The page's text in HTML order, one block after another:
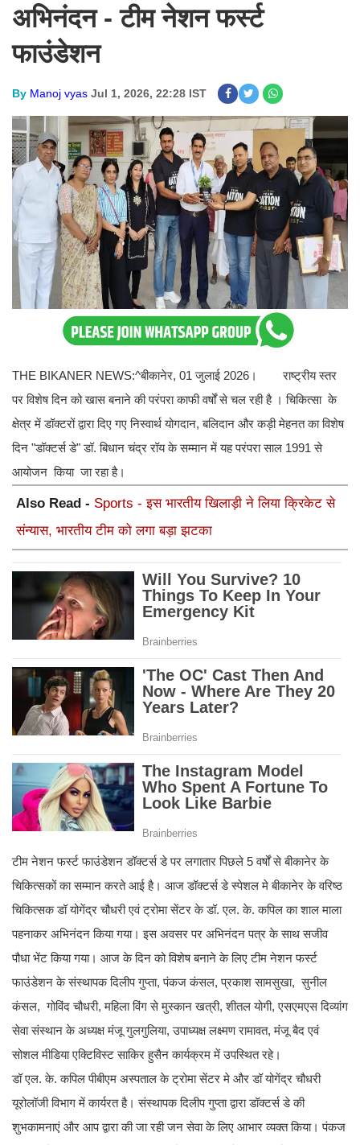
अभिनंदन - टीम नेशन फर्स्ट
फाउंडेशन
By Manoj vyas Jul 1, 2026, 22:28 IST
THE BIKANER NEWS:^बीकानेर, 01 जुलाई 2026। राष्ट्रीय स्तर
पर विशेष दिन को खास बनाने की परंपरा काफी वर्षों से चल रही है । चिकित्सा के
क्षेत्र में डॉक्टरों द्वारा दिए गए निस्वार्थ योगदान, बलिदान और कड़ी मेहनत का विशेष
दिन "डॉक्टर्स डे" डॉ. बिधान चंद्र रॉय के सम्मान में यह परंपरा साल 1991 से
आयोजन किया जा रहा है।
Also Read - Sports - इस भारतीय खिलाड़ी ने लिया क्रिकेट से
संन्यास, भारतीय टीम को लगा बड़ा झटका
टीम नेशन फर्स्ट फाउंडेशन डॉक्टर्स डे पर लगातार पिछले 5 वर्षों से बीकानेर के
चिकित्सकों का सम्मान करते आई है। आज डॉक्टर्स डे स्पेशल मे बीकानेर के वरिष्ठ
चिकित्सक डॉ योगेंद्र चौधरी एवं ट्रोमा सेंटर के डॉ. एल. के. कपिल का शाल माला
पहनाकर अभिनंदन किया गया। इस अवसर पर अभिनंदन पत्र के साथ सजीव
पौधा भेंट किया गया। आज के दिन को विशेष बनाने के लिए टीम नेशन फर्स्ट
फाउंडेशन के संस्थापक दिलीप गुप्ता, पंकज कंसल, प्रकाश सामसुखा, सुनील
कंसल, गोविंद चौधरी, महिला विंग से मुस्कान खत्री, शीतल योगी, एसएमएस दिव्यांग
सेवा संस्थान के अध्यक्ष मंजू गुलगुलिया, उपाध्यक्ष लक्ष्मण रामावत, मंजू बैद एवं
सोशल मीडिया एक्टिविस्ट साकिर हुसैन कार्यक्रम में उपस्थित रहे।
डॉ एल. के. कपिल पीबीएम अस्पताल के ट्रोमा सेंटर मे और डॉ योगेंद्र चौधरी
यूरोलॉजी विभाग में कार्यरत है। संस्थापक दिलीप गुप्ता द्वारा डॉक्टर्स डे की
शुभकामनाएं और आप द्वारा की जा रही जन सेवा के लिए आभार व्यक्त किया। पंकज